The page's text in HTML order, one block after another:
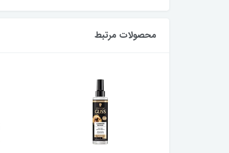
محصولات مرتبط